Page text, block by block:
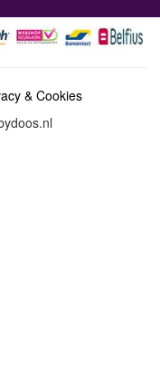
& Cookies